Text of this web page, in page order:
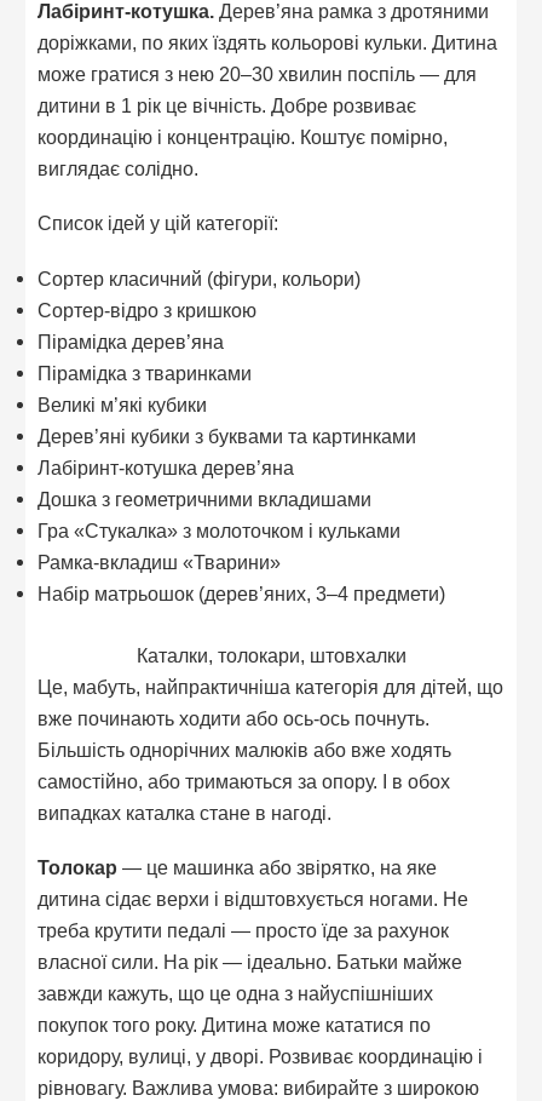
Лабіринт-котушка. Дерев’яна рамка з дротяними
доріжками, по яких їздять кольорові кульки. Дитина
може гратися з нею 20–30 хвилин поспіль — для
дитини в 1 рік це вічність. Добре розвиває
координацію і концентрацію. Коштує помірно,
виглядає солідно.
Список ідей у цій категорії:
Сортер класичний (фігури, кольори)
Сортер-відро з кришкою
Пірамідка дерев’яна
Пірамідка з тваринками
Великі м’які кубики
Дерев’яні кубики з буквами та картинками
Лабіринт-котушка дерев’яна
Дошка з геометричними вкладишами
Гра «Стукалка» з молоточком і кульками
Рамка-вкладиш «Тварини»
Набір матрьошок (дерев’яних, 3–4 предмети)
Каталки, толокари, штовхалки
Це, мабуть, найпрактичніша категорія для дітей, що
вже починають ходити або ось-ось почнуть.
Більшість однорічних малюків або вже ходять
самостійно, або тримаються за опору. І в обох
випадках каталка стане в нагоді.
Толокар — це машинка або звірятко, на яке
дитина сідає верхи і відштовхується ногами. Не
треба крутити педалі — просто їде за рахунок
власної сили. На рік — ідеально. Батьки майже
завжди кажуть, що це одна з найуспішніших
покупок того року. Дитина може кататися по
коридору, вулиці, у дворі. Розвиває координацію і
рівновагу. Важлива умова: вибирайте з широкою